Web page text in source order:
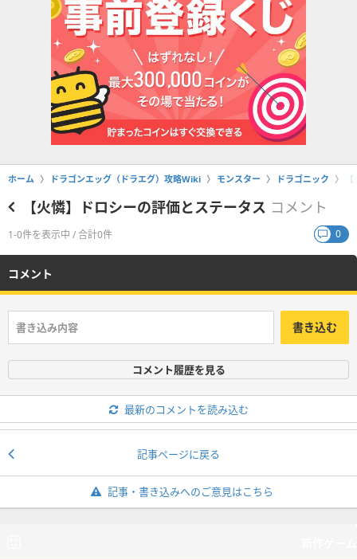
ホーム ドラゴンエッグ（ドラエグ）攻略Wiki モンスター ドラゴニック
【火憐】ドロシーの評価とステータス コメント
1-0件を表示中 / 合計0件 0
コメント
書き込む
コメント履歴を見る
最新のコメントを読み込む
記事ページに戻る
記事・書き込みへのご意見はこちら